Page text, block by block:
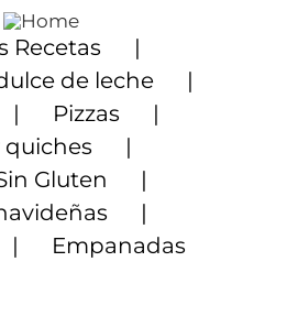
Recetas
de leche
Pizzas
quiches
Gluten
Empanadas